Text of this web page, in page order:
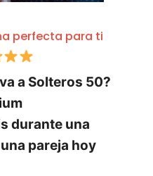
perfecta para ti
a Solteros 50?
durante una
pareja hoy